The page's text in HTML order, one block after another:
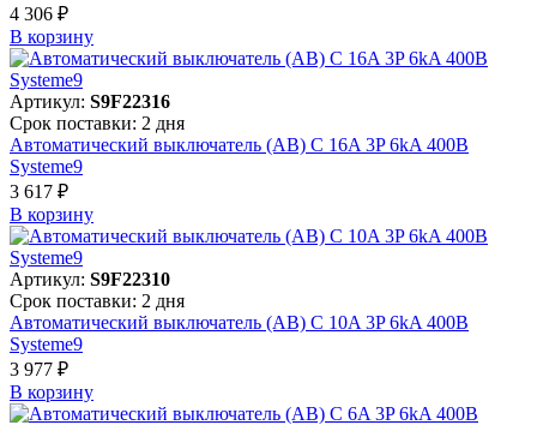
4 306 ₽
В корзинy
Артикул: S9F22316
Срок поставки: 2 дня
Автоматический выключатель (АВ) C 16A 3P 6kA 400В
Systeme9
3 617 ₽
В корзинy
Артикул: S9F22310
Срок поставки: 2 дня
Автоматический выключатель (АВ) C 10A 3P 6kA 400В
Systeme9
3 977 ₽
В корзинy